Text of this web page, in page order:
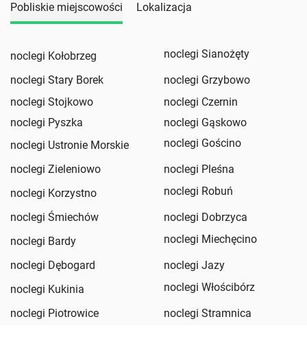
Pobliskie miejscowości Lokalizacja
noclegi Kołobrzeg
noclegi Sianożęty
noclegi Stary Borek
noclegi Grzybowo
noclegi Stojkowo
noclegi Czernin
noclegi Pyszka
noclegi Gąskowo
noclegi Ustronie Morskie
noclegi Gościno
noclegi Zieleniowo
noclegi Pleśna
noclegi Korzystno
noclegi Robuń
noclegi Śmiechów
noclegi Dobrzyca
noclegi Bardy
noclegi Miechęcino
noclegi Dębogard
noclegi Jazy
noclegi Kukinia
noclegi Włościbórz
noclegi Piotrowice
noclegi Stramnica